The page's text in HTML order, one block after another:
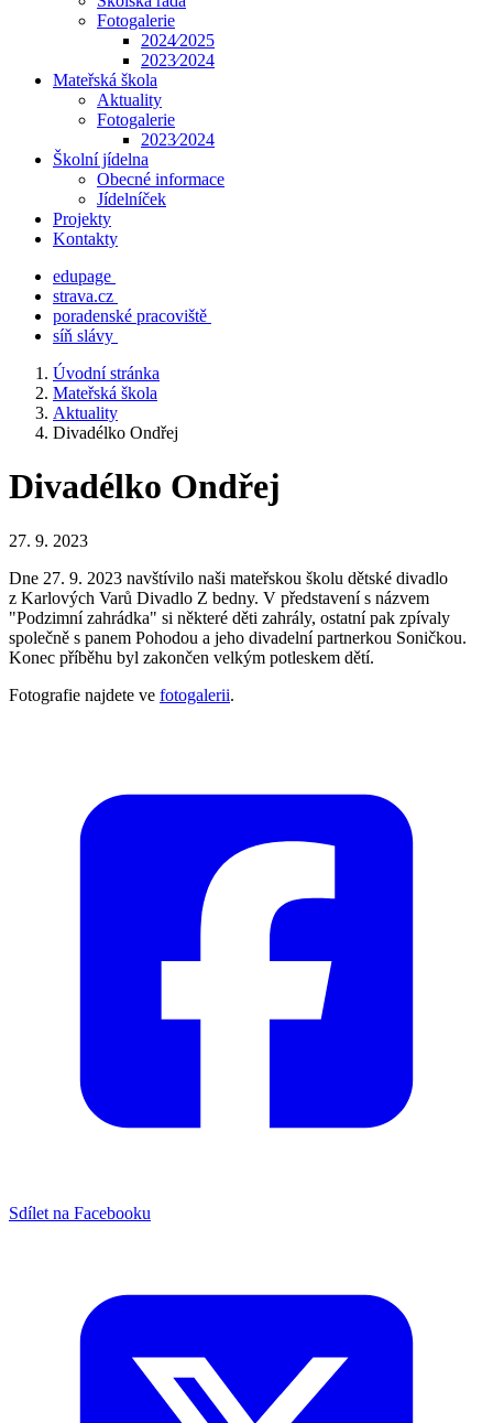
Fotogalerie
2024⁄2025
2023⁄2024
Mateřská škola
Aktuality
Fotogalerie
2023⁄2024
Školní jídelna
Obecné informace
Jídelníček
Projekty
Kontakty
edupage
strava.cz
poradenské pracoviště
síň slávy
Úvodní stránka
Mateřská škola
Aktuality
Divadélko Ondřej
Divadélko Ondřej
27. 9. 2023
Dne 27. 9. 2023 navštívilo naši mateřskou školu dětské divadlo
z Karlových Varů Divadlo Z bedny. V představení s názvem
"Podzimní zahrádka" si některé děti zahrály, ostatní pak zpívaly
společně s panem Pohodou a jeho divadelní partnerkou Soničkou.
Konec příběhu byl zakončen velkým potleskem dětí.
Fotografie najdete ve fotogalerii.
Sdílet na Facebooku